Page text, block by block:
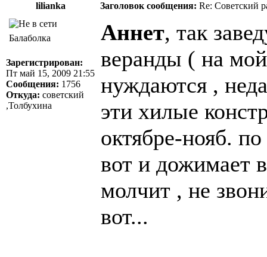
lilianka
Заголовок сообщения: Re: Советский
Балаболка
Зарегистрирован:
Пт май 15, 2009 21:55
Сообщения: 1756
Откуда: советский
,Толбухина
Аннет, так
веранды ( на
нуждаются ,
эти хилые
октябре-нояб.
вот и дожимает
молчит , не
вот...